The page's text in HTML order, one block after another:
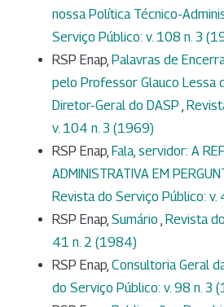
nossa Política Técnico-
Serviço Público: v. 108 n. 3
RSP Enap, Palavras de
pelo Professor Glauco Lessa
Diretor-Geral do DASP ,
v. 104 n. 3 (1969)
RSP Enap, Fala, servidor: A
ADMINISTRATIVA EM
Revista do Serviço Público:
RSP Enap, Sumário , Revista
41 n. 2 (1984)
RSP Enap, Consultoria Geral
do Serviço Público: v. 98 n. 3